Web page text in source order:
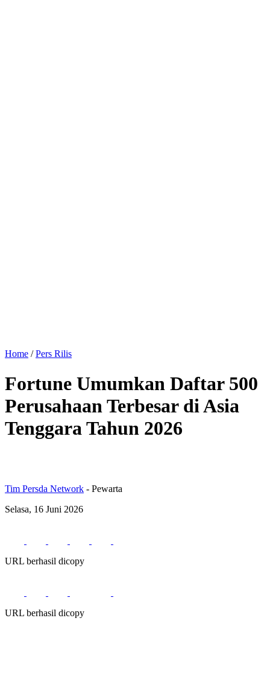
Home /Pers Rilis
Fortune Umumkan Daftar 500
Perusahaan Terbesar di Asia
Tenggara Tahun 2026
Tim Persda Network - Pewarta
Selasa, 16 Juni 2026
URL berhasil dicopy
URL berhasil dicopy